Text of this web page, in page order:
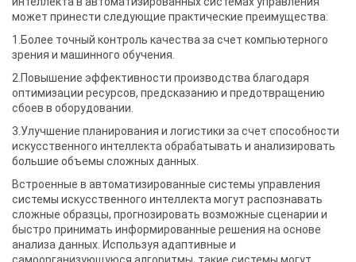
может принести следующие практические преимущества:
1.Более точный контроль качества за счет компьютерного
зрения и машинного обучения.
2.Повышение эффективности производства благодаря
оптимизации ресурсов, предсказанию и предотвращению
сбоев в оборудовании.
3.Улучшение планирования и логистики за счет способности
искусственного интеллекта обрабатывать и анализировать
большие объемы сложных данных.
Встроенные в автоматизированные системы управления
системы искусственного интеллекта могут распознавать
сложные образцы, прогнозировать возможные сценарии и
быстро принимать информированные решения на основе
анализа данных. Используя адаптивные и